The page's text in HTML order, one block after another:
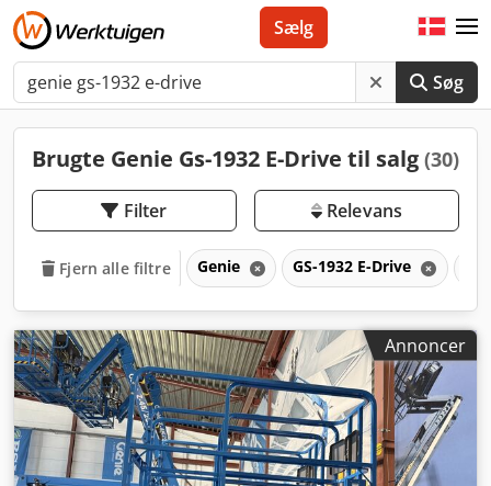
Søg
Sælg
Brugte Genie Gs-1932 E-Drive til salg (30)
Filter Relevans
Fjern alle filtre Genie GS-1932 E-Drive
Annoncer